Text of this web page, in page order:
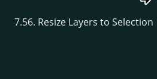
7.56. Resize Layers to Selection